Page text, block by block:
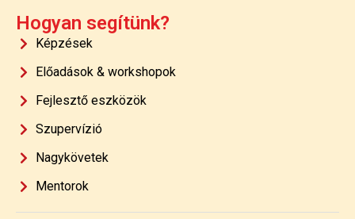
Hogyan segítünk?
Képzések
Előadások & workshopok
Fejlesztő eszközök
Szupervízió
Nagykövetek
Mentorok